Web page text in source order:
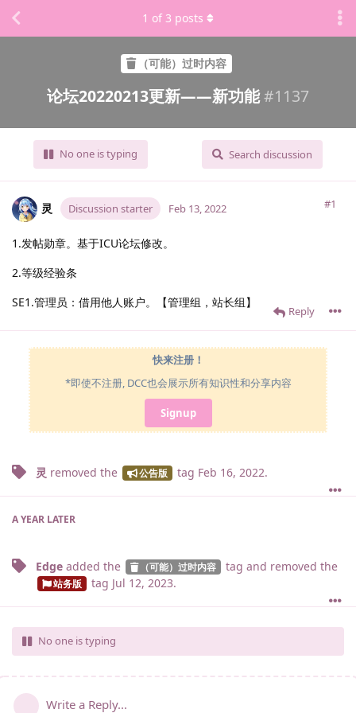
（可能）过时内容
论坛20220213更新——新功能#1137
No one is typing Search discussion
1 of 3 posts
灵 Discussion starter #1
Feb 13, 2022
1.发帖勋章。基于ICU论坛修改。
2.等级经验条
SE1.管理员：借用他人账户。【管理组，站长组】
Reply
快来注册！
*即使不注册, DCC也会展示所有知识性和分享内容
Signup
灵 removed the 公告版 tag Feb 16, 2022.
A YEAR LATER
Edge added the （可能）过时内容 tag and removed the
站务版 tag Jul 12, 2023.
No one is typing
Write a Reply...